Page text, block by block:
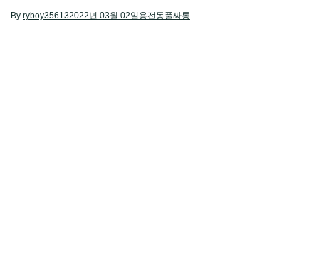
By ryboy356132022년 03월 02일 용전동풀싸롱